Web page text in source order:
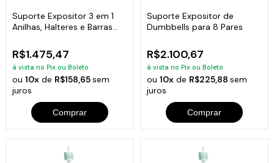
Suporte Expositor 3 em 1
Anilhas, Halteres e Barras
R$1.475,47
à vista no Pix ou Boleto
ou10x de R$158,65sem
juros
Comprar
Suporte Expositor de
Dumbbells para 8 Pares
R$2.100,67
à vista no Pix ou Boleto
ou 10xde R$225,88 sem
juros
Comprar